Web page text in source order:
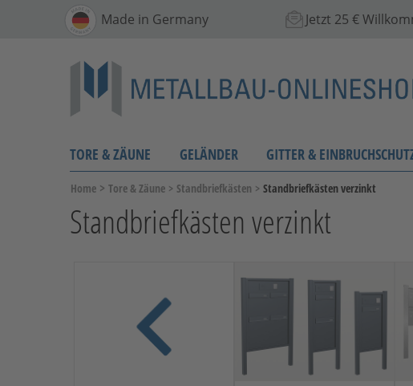
Made in Germany Jetzt 25 €
TORE & ZÄUNE GELÄNDER GITTER &
Home > Tore & Zäune > Standbriefkästen > Standbriefkästen verzinkt
Standbriefkästen verzinkt